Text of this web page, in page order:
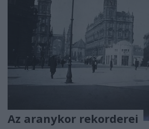
Az aranykor rekorderei